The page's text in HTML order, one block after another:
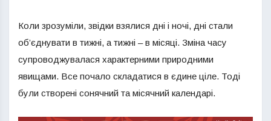
Коли зрозуміли, звідки взялися дні і ночі, дні стали
об’єднувати в тижні, а тижні – в місяці. Зміна часу
супроводжувалася характерними природними
явищами. Все почало складатися в єдине ціле. Тоді
були створені сонячний та місячний календарі.